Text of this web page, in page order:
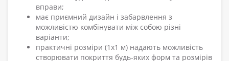
вправи;
має приємний дизайн і забарвлення з
можливістю комбінувати між собою різні
варіанти;
практичні розміри (1x1 м) надають можливість
створювати покриття будь-яких форм та розмірів